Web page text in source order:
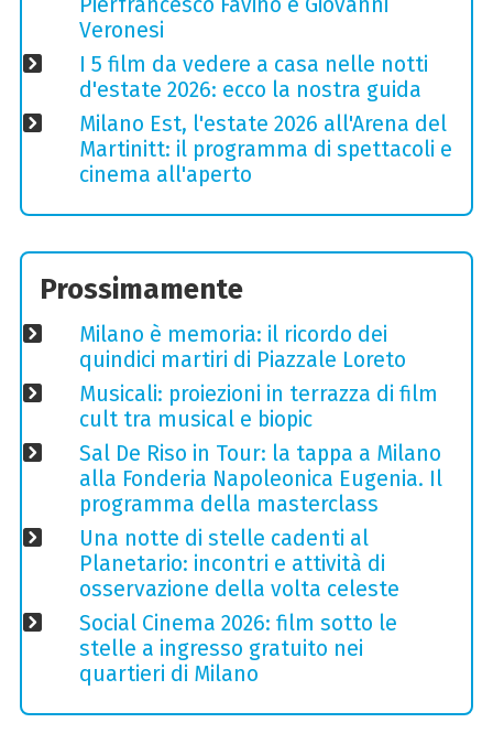
Veronesi
I 5 film da vedere a casa nelle notti
d'estate 2026: ecco la nostra guida
Milano Est, l'estate 2026 all'Arena del
Martinitt: il programma di spettacoli e
cinema all'aperto
Prossimamente
Milano è memoria: il ricordo dei
quindici martiri di Piazzale Loreto
Musicali: proiezioni in terrazza di film
cult tra musical e biopic
Sal De Riso in Tour: la tappa a Milano
alla Fonderia Napoleonica Eugenia. Il
programma della masterclass
Una notte di stelle cadenti al
Planetario: incontri e attività di
osservazione della volta celeste
Social Cinema 2026: film sotto le
stelle a ingresso gratuito nei
quartieri di Milano